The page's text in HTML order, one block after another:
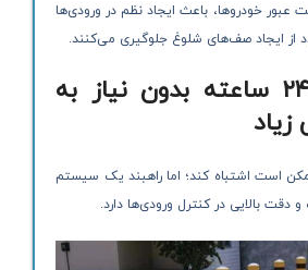
عبور خودروها، باعث ایجاد نظم در ورودی‌ها
از ایجاد صف‌های شلوغ جلوگیری می‌کنند.
حفاظت ۲۴ ساعته بدون نیاز به
زیاد
است اشتباه کند؛ اما راهبند یک سیستم
دقت بالایی در کنترل ورودی‌ها دارد.